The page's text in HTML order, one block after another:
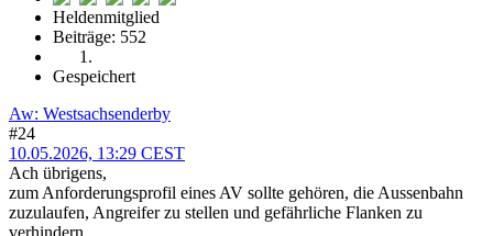
Heldenmitglied
Beiträge: 552
Gespeichert
Aw: Westsachsenderby
#24
10.05.2026, 13:29 CEST
Ach übrigens,
zum Anforderungsprofil eines AV sollte gehören, die Aussenbahn
zuzulaufen, Angreifer zu stellen und gefährliche Flanken zu
verhindern,